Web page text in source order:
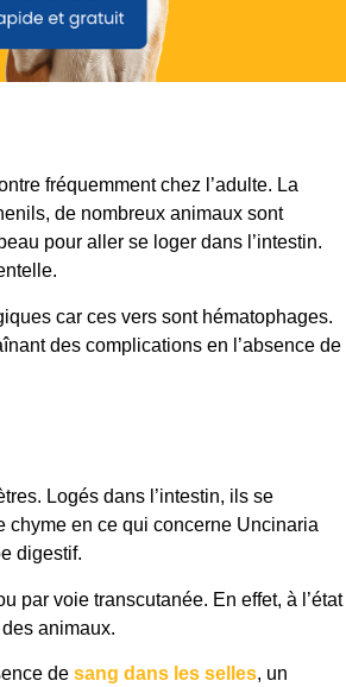
fréquemment chez l’adulte. La
de nombreux animaux sont
pour aller se loger dans l’intestin.
car ces vers sont hématophages.
des complications en l’absence de
Logés dans l’intestin, ils se
chyme en ce qui concerne Uncinaria
digestif.
par voie transcutanée. En effet, à l’état
animaux.
de sang dans les selles, un